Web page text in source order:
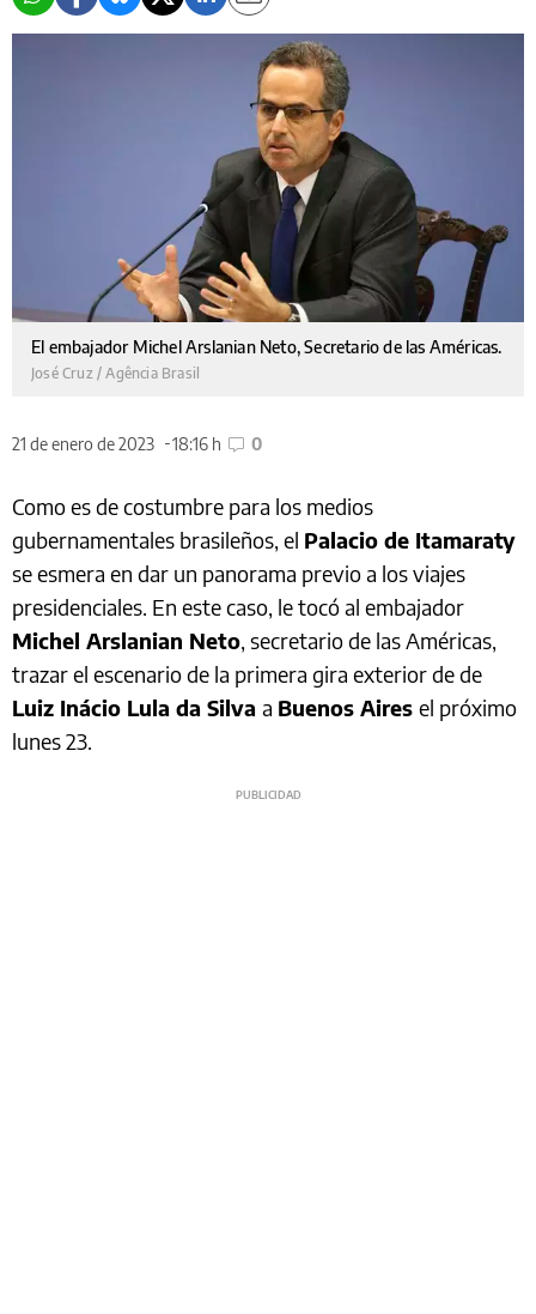
El embajador Michel Arslanian Neto, Secretario de las Américas.
José Cruz / Agência Brasil
21 de enero de 2023 18:16 h 0
Como es de costumbre para los medios
gubernamentales brasileños, el Palacio de Itamaraty
se esmera en dar un panorama previo a los viajes
presidenciales. En este caso, le tocó al embajador
Michel Arslanian Neto, secretario de las Américas,
trazar el escenario de la primera gira exterior de de
Luiz Inácio Lula da Silva a Buenos Aires el próximo
lunes 23.